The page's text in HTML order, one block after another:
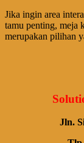
Jika ingin area
tamu penting, meja
merupakan pilihan
Jln.